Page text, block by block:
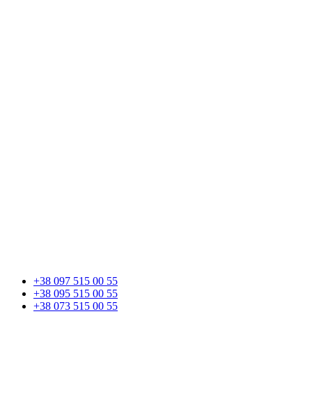
+38 097 515 00 55
+38 095 515 00 55
+38 073 515 00 55